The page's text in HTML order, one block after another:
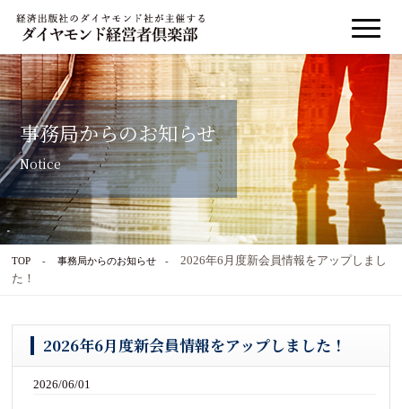
事務局からのお知らせ
Notice
TOP 事務局からのお知らせ
2026年6月度新会員情報をアップしまし
た！
2026年6月度新会員情報をアップしました！
2026/06/01